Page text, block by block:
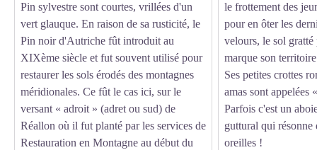
Pin sylvestre sont courtes, vrillées d'un
vert glauque. En raison de sa rusticité, le
Pin noir d'Autriche fût introduit au
XIXème siècle et fut souvent utilisé pour
restaurer les sols érodés des montagnes
méridionales. Ce fût le cas ici, sur le
versant « adroit » (adret ou sud) de
Réallon où il fut planté par les services de
Restauration en Montagne au début du
le frottement des
pour en ôter les
velours, le sol
marque son
Ses petites crottes
amas sont appelées
Parfois c'est un
guttural qui
oreilles !